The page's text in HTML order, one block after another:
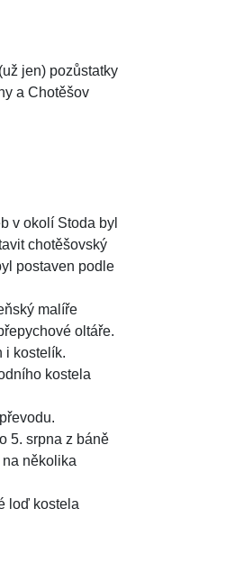
jen) pozůstatky
a Chotěšov
v okolí Stoda byl
chotěšovský
postaven podle
malíře
oltáře.
i kostelík.
kostela
5. srpna z báně
několika
loď kostela